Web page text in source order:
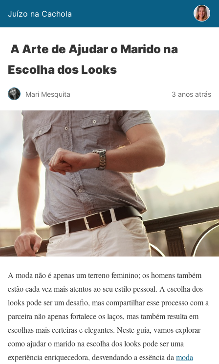
Juízo na Cachola
A Arte de Ajudar o Marido na
Escolha dos Looks
Mari Mesquita 3 anos atrás
A moda não é apenas um terreno feminino; os homens também
estão cada vez mais atentos ao seu estilo pessoal. A escolha dos
looks pode ser um desafio, mas compartilhar esse processo com a
parceira não apenas fortalece os laços, mas também resulta em
escolhas mais certeiras e elegantes. Neste guia, vamos explorar
como ajudar o marido na escolha dos looks pode ser uma
experiência enriquecedora, desvendando a essência da moda